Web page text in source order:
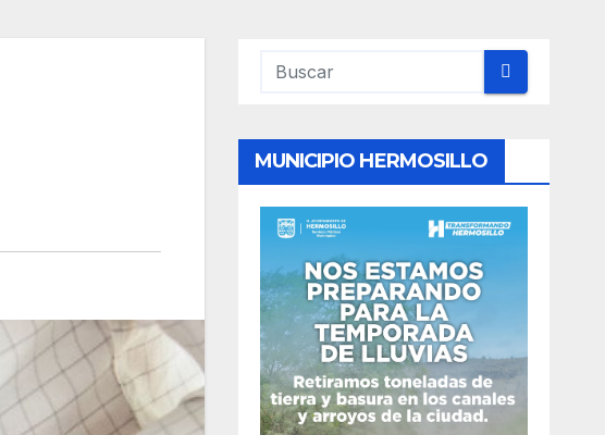
MUNICIPIO HERMOSILLO